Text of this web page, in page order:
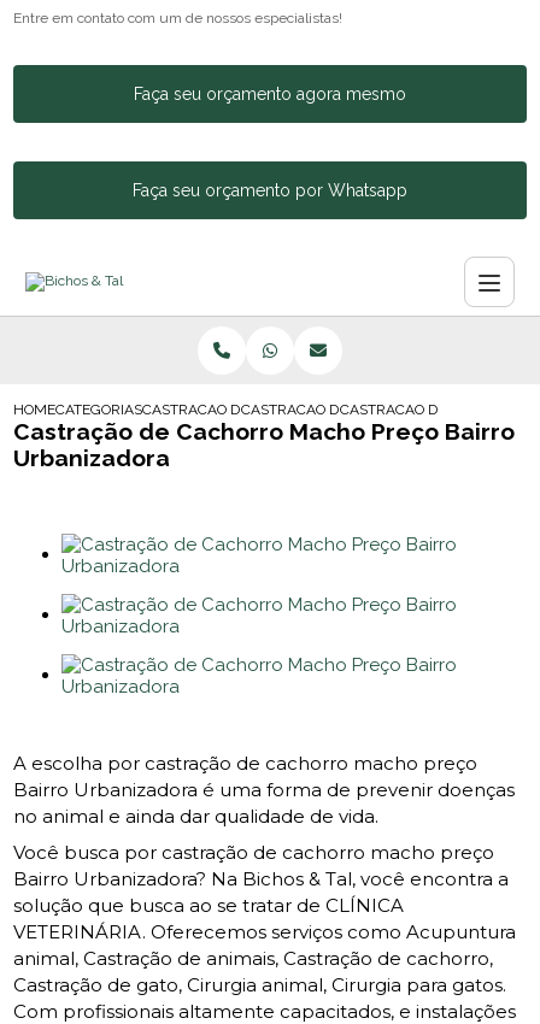
Entre em contato com um de nossos especialistas!
Faça seu orçamento agora mesmo
Faça seu orçamento por Whatsapp
HOMECATEGORIASCASTRACAO DE ANIMAISCASTRACAO DE CACHORRACASTRACAO DE CACHORRO
Castração de Cachorro Macho Preço Bairro
Urbanizadora
A escolha por castração de cachorro macho preço
Bairro Urbanizadora é uma forma de prevenir doenças
no animal e ainda dar qualidade de vida.
Você busca por castração de cachorro macho preço
Bairro Urbanizadora? Na Bichos & Tal, você encontra a
solução que busca ao se tratar de CLÍNICA
VETERINÁRIA. Oferecemos serviços como Acupuntura
animal, Castração de animais, Castração de cachorro,
Castração de gato, Cirurgia animal, Cirurgia para gatos.
Com profissionais altamente capacitados, e instalações